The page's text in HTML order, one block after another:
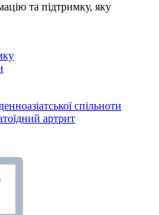
та підтримку, яку
спільноти
артрит